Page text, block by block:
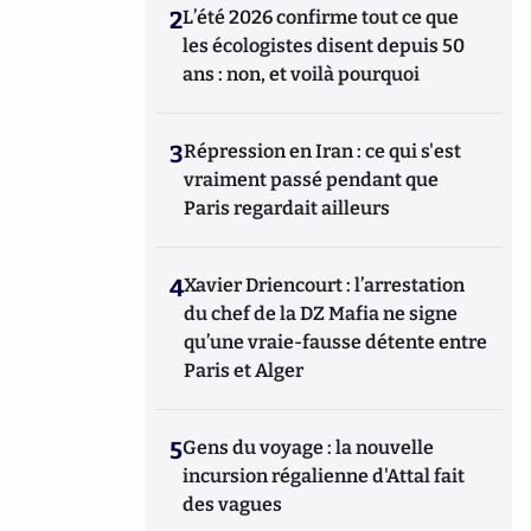
2L’été 2026 confirme tout ce que
les écologistes disent depuis 50
ans : non, et voilà pourquoi
3Répression en Iran : ce qui s'est
vraiment passé pendant que
Paris regardait ailleurs
4Xavier Driencourt : l’arrestation
du chef de la DZ Mafia ne signe
qu’une vraie-fausse détente entre
Paris et Alger
5Gens du voyage : la nouvelle
incursion régalienne d'Attal fait
des vagues